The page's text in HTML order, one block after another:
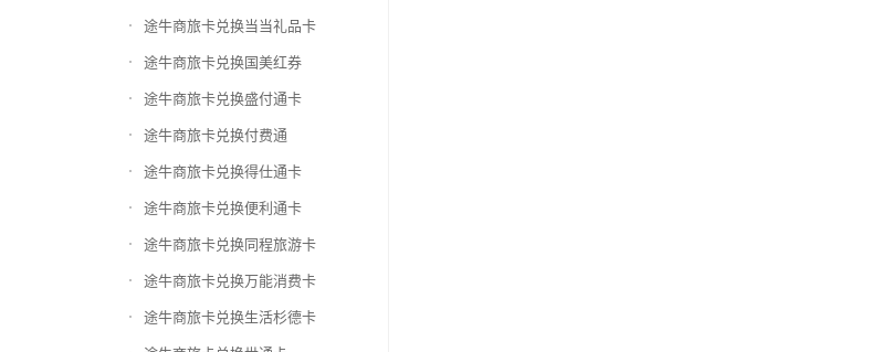
途牛商旅卡兑换当当礼品卡
途牛商旅卡兑换国美红券
途牛商旅卡兑换盛付通卡
途牛商旅卡兑换付费通
途牛商旅卡兑换得仕通卡
途牛商旅卡兑换便利通卡
途牛商旅卡兑换同程旅游卡
途牛商旅卡兑换万能消费卡
途牛商旅卡兑换生活杉德卡